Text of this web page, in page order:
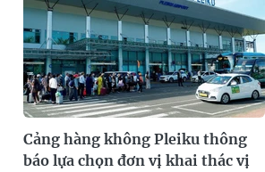
Cảng hàng không Pleiku thông
báo lựa chọn đơn vị khai thác vị